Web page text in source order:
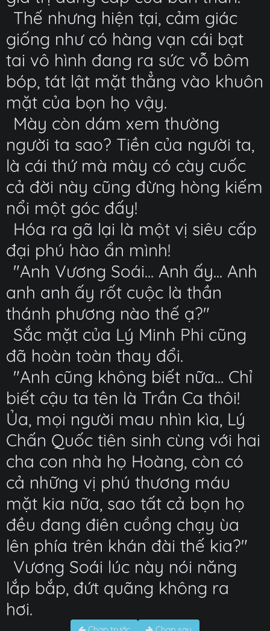
Thế nhưng hiện tại, cảm giác
giống như có hàng vạn cái bạt
tai vô hình đang ra sức vỗ bôm
bóp, tát lật mặt thẳng vào khuôn
mặt của bọn họ vậy.
Mày còn dám xem thường
người ta sao? Tiền của người ta,
là cái thứ mà mày có cày cuốc
cả đời này cũng đừng hòng kiếm
nổi một góc đấy!
Hóa ra gã lại là một vị siêu cấp
đại phú hào ẩn mình!
"Anh Vương Soái... Anh ấy... Anh
anh anh ấy rốt cuộc là thần
thánh phương nào thế ạ?"
Sắc mặt của Lý Minh Phi cũng
đã hoàn toàn thay đổi.
"Anh cũng không biết nữa... Chỉ
biết cậu ta tên là Trần Ca thôi!
Ủa, mọi người mau nhìn kìa, Lý
Chấn Quốc tiên sinh cùng với hai
cha con nhà họ Hoàng, còn có
cả những vị phú thương máu
mặt kia nữa, sao tất cả bọn họ
đều đang điên cuồng chạy ùa
lên phía trên khán đài thế kia?"
Vương Soái lúc này nói năng
lắp bắp, đứt quãng không ra
hơi.